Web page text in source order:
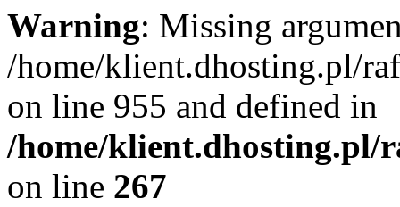
Warning: Missing
/home/klient.dhosting.pl/
on line 955 and defined in
/home/klient.dhosting.pl/
on line 267